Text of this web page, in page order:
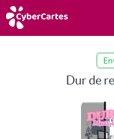
Toutes les cartes
Dur de